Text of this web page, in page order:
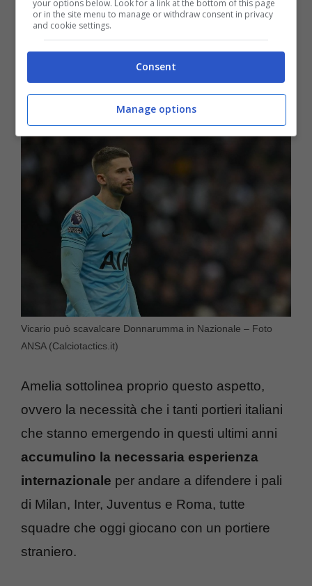
Vicario di fare un notevole salto di qualità:
l’ex Empoli ha acquisito anche
quell’esperienza internazionale che può
davvero permettergli di insidiare il posto di
Vicario può scavalcare Donnarumma in Nazionale – Foto
ANSA (Calciotactics.it)
Amelia sottolinea proprio questo aspetto,
ovvero la necessità che i tanti portieri italiani
che stanno emergendo in questi ultimi anni
accumulino la necessaria esperienza
internazionale per andare a difendere i pali
di Milan, Inter, Juventus e Roma, tutte
squadre che oggi giocano con un portiere
straniero.
your options below. Look for a link at the bottom of this page
or in the site menu to manage or withdraw consent in privacy
and cookie settings.
Consent
Manage options